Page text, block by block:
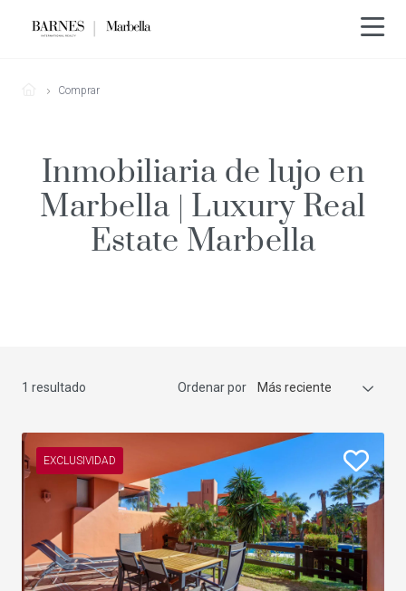
Comprar
Inmobiliaria de lujo en
Marbella | Luxury Real
Estate Marbella
1 resultado Ordenar por Más reciente
EXCLUSIVIDAD